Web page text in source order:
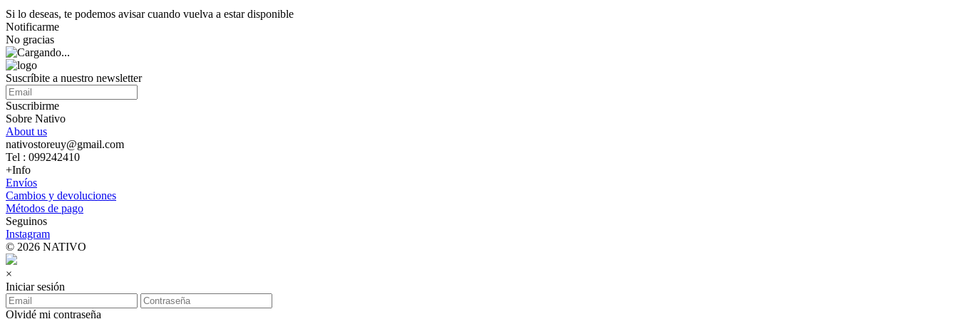
Si lo deseas, te podemos avisar cuando vuelva a estar disponible
Notificarme
No gracias
Suscríbite a nuestro newsletter
Suscribirme
Sobre Nativo
About us
nativostoreuy@gmail.com
Tel : 099242410
+Info
Envíos
Cambios y devoluciones
Métodos de pago
Seguinos
Instagram
© 2026 NATIVO
×
Iniciar sesión
Olvidé mi contraseña